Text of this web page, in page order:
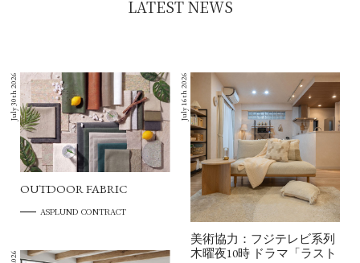
LATEST NEWS
July 30th 2026
OUTDOOR FABRIC
ASPLUND CONTRACT
July 16th 2026
美術協力：フジテレビ系列
木曜夜10時 ドラマ「ラスト